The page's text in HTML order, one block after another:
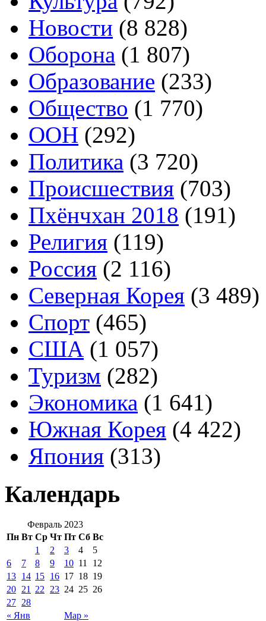
Новости (8 828)
Оборона (1 807)
Образование (233)
Общество (1 770)
ООН (292)
Политика (3 720)
Происшествия (703)
Пхёнчхан 2018 (191)
Религия (119)
Россия (2 116)
Северная Корея (3 489)
Спорт (465)
США (1 057)
Туризм (282)
Экономика (1 641)
Южная Корея (4 422)
Япония (313)
Календарь
Февраль 2023
Пн Вт Ср Чт Пт Сб Вс
« Янв Мар »
1 2 3 4
5
6
7 8 9 10 11
12
13 14 15 16 17 18 19
20 21 22 23 24 25 26
27 28